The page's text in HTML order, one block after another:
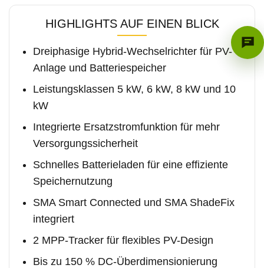
HIGHLIGHTS AUF EINEN BLICK
Dreiphasige Hybrid-Wechselrichter für PV-
Anlage und Batteriespeicher
Leistungsklassen 5 kW, 6 kW, 8 kW und 10
kW
Integrierte Ersatzstromfunktion für mehr
Versorgungssicherheit
Schnelles Batterieladen für eine effiziente
Speichernutzung
SMA Smart Connected und SMA ShadeFix
integriert
2 MPP-Tracker für flexibles PV-Design
Bis zu 150 % DC-Überdimensionierung